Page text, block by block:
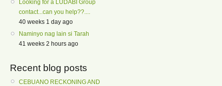
Looking for a LUDABI Group
contact...can you help??....
40 weeks 1 day ago
Naminyo nag lain si Tarah
41 weeks 2 hours ago
Recent blog posts
CEBUANO RECKONING AND